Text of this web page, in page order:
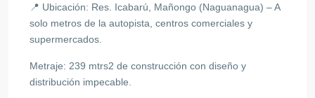
📍 Ubicación: Res. Icabarú, Mañongo (Naguanagua) – A
solo metros de la autopista, centros comerciales y
supermercados.
Metraje: 239 mtrs2 de construcción con diseño y
distribución impecable.